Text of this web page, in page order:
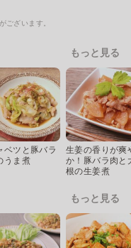
ございます。
もっと見る
ベツと豚バラ
うま煮
生姜の香りが爽
か！豚バラ肉と
根の生姜煮
もっと見る